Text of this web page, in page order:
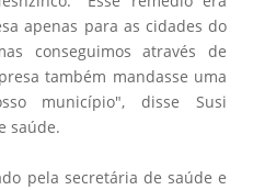
apenas para as cidades do
conseguimos através de
também mandasse uma
município", disse Susi
saúde.
pela secretária de saúde e